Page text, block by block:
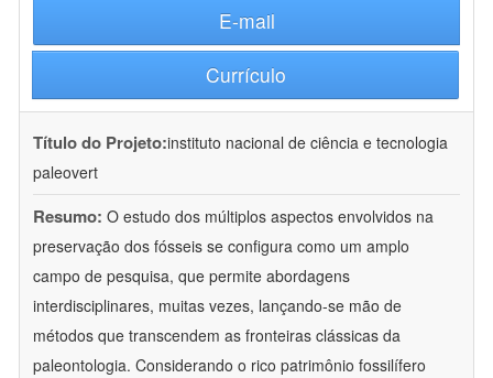
E-mail
Currículo
Título do Projeto:instituto nacional de ciência e tecnologia
paleovert
Resumo: O estudo dos múltiplos aspectos envolvidos na
preservação dos fósseis se configura como um amplo
campo de pesquisa, que permite abordagens
interdisciplinares, muitas vezes, lançando-se mão de
métodos que transcendem as fronteiras clássicas da
paleontologia. Considerando o rico patrimônio fossilífero